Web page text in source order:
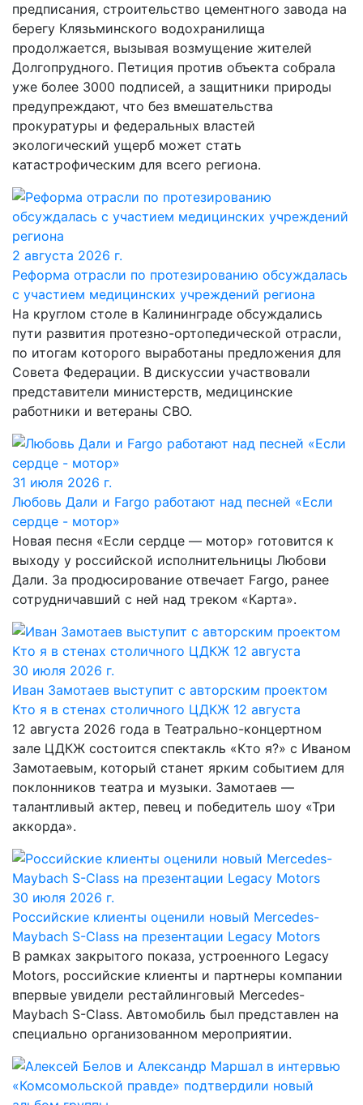
предписания, строительство цементного завода на
берегу Клязьминского водохранилища
продолжается, вызывая возмущение жителей
Долгопрудного. Петиция против объекта собрала
уже более 3000 подписей, а защитники природы
предупреждают, что без вмешательства
прокуратуры и федеральных властей
экологический ущерб может стать
катастрофическим для всего региона.
2 августа 2026 г.
Реформа отрасли по протезированию обсуждалась
с участием медицинских учреждений региона
На круглом столе в Калининграде обсуждались
пути развития протезно-ортопедической отрасли,
по итогам которого выработаны предложения для
Совета Федерации. В дискуссии участвовали
представители министерств, медицинские
работники и ветераны СВО.
31 июля 2026 г.
Любовь Дали и Fargo работают над песней «Если
сердце - мотор»
Новая песня «Если сердце — мотор» готовится к
выходу у российской исполнительницы Любови
Дали. За продюсирование отвечает Fargo, ранее
сотрудничавший с ней над треком «Карта».
30 июля 2026 г.
Иван Замотаев выступит с авторским проектом
Кто я в стенах столичного ЦДКЖ 12 августа
12 августа 2026 года в Театрально-концертном
зале ЦДКЖ состоится спектакль «Кто я?» с Иваном
Замотаевым, который станет ярким событием для
поклонников театра и музыки. Замотаев —
талантливый актер, певец и победитель шоу «Три
аккорда».
30 июля 2026 г.
Российские клиенты оценили новый Mercedes-
Maybach S-Class на презентации Legacy Motors
В рамках закрытого показа, устроенного Legacy
Motors, российские клиенты и партнеры компании
впервые увидели рестайлинговый Mercedes-
Maybach S-Class. Автомобиль был представлен на
специально организованном мероприятии.